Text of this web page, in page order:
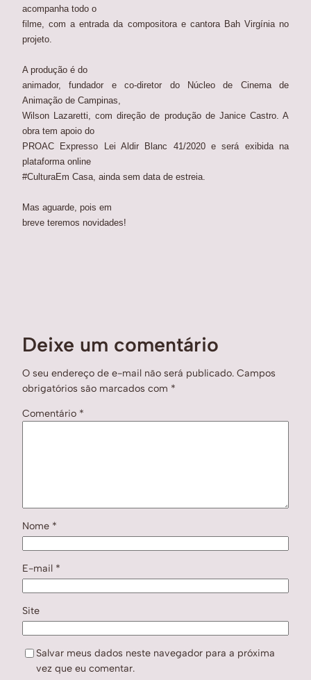
acompanha todo o
filme, com a entrada da compositora e cantora Bah Virgínia no
projeto.
A produção é do
animador, fundador e co-diretor do Núcleo de Cinema de
Animação de Campinas,
Wilson Lazaretti, com direção de produção de Janice Castro. A
obra tem apoio do
PROAC Expresso Lei Aldir Blanc 41/2020 e será exibida na
plataforma online
#CulturaEm Casa, ainda sem data de estreia.
Mas aguarde, pois em
breve teremos novidades!
Deixe um comentário
O seu endereço de e-mail não será publicado. Campos
obrigatórios são marcados com *
Comentário *
Nome *
E-mail *
Site
Salvar meus dados neste navegador para a próxima
vez que eu comentar.